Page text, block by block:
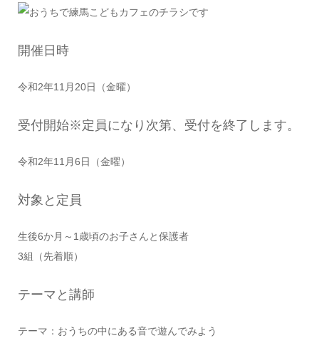
開催日時
令和2年11月20日（金曜）
受付開始※定員になり次第、受付を終了します。
令和2年11月6日（金曜）
対象と定員
生後6か月～1歳頃のお子さんと保護者
3組（先着順）
テーマと講師
テーマ：おうちの中にある音で遊んでみよう